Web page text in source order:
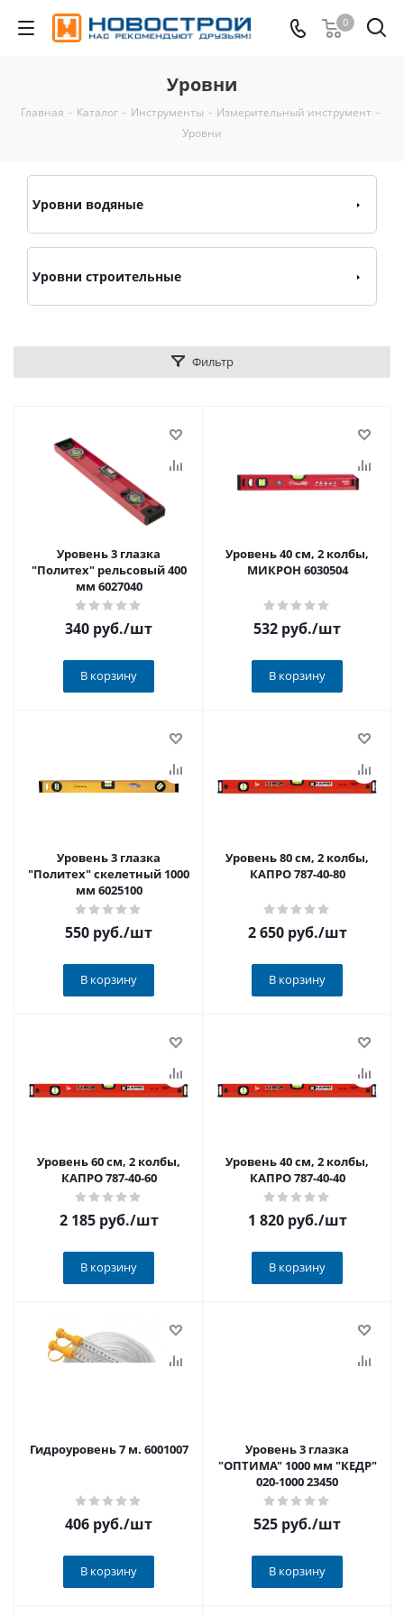
0
Уровни
Главная - Каталог - Инструменты - Измерительный инструмент -
Уровни
Уровни водяные
Уровни строительные
Фильтр
Уровень 3 глазка
"Политех" рельсовый 400
мм 6027040
340 руб./шт
В корзину
Уровень 40 см, 2 колбы,
МИКРОН 6030504
532 руб./шт
В корзину
Уровень 3 глазка
"Политех" скелетный 1000
мм 6025100
550 руб./шт
В корзину
Уровень 80 см, 2 колбы,
КАПРО 787-40-80
2 650 руб./шт
В корзину
Уровень 60 см, 2 колбы,
КАПРО 787-40-60
2 185 руб./шт
В корзину
Уровень 40 см, 2 колбы,
КАПРО 787-40-40
1 820 руб./шт
В корзину
Гидроуровень 7 м. 6001007
406 руб./шт
В корзину
Уровень 3 глазка
"ОПТИМА" 1000 мм "КЕДР"
020-1000 23450
525 руб./шт
В корзину